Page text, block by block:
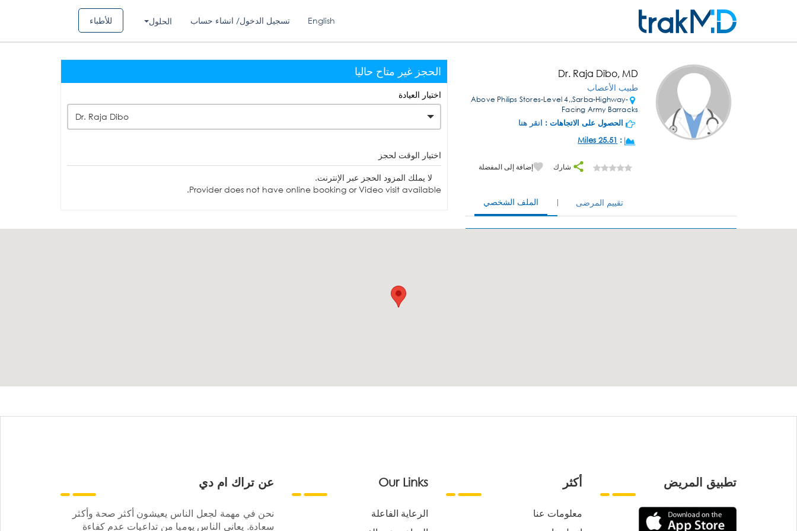
للأطباء الحلول تسجيل الدخول/ انشاء حساب English
Dr. Raja Dibo, MD
طبيب الأعصاب
Above Philips Stores-Level 4,,Sarba-Highway-
Facing Army Barracks
الحصول على الاتجاهات : انقر هنا
:
25.51 Miles
شارك إضافة إلى المفضلة
الملف الشخصي تقييم المرضى
الحجز غير متاح حاليا
اختيار العيادة
Dr. Raja Dibo
اختيار الوقت لحجز
لا يملك المزود الحجز عبر الإنترنت.
Provider does not have online booking or Video visit available.
عن تراك ام دي
نحن في مهمة لجعل الناس يعيشون أكثر صحة وأكثر
سعادة. يعاني الناس يوميا من تداعيات عدم كفاءة
Our Links
الرعاية الفاعلة
أكثر
معلومات عنا
تطبيق المريض